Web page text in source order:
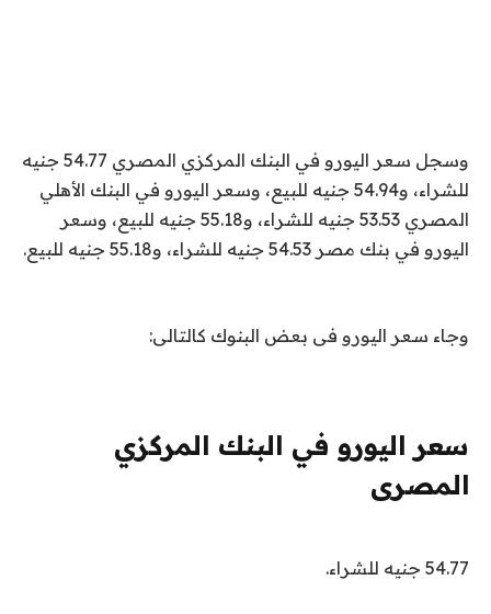
وسجل سعر اليورو في البنك المركزي المصري 54.77 جنيه
للشراء، و54.94 جنيه للبيع، وسعر اليورو في البنك الأهلي
المصري 53.53 جنيه للشراء، و55.18 جنيه للبيع، وسعر
اليورو في بنك مصر 54.53 جنيه للشراء، و55.18 جنيه للبيع.
وجاء سعر اليورو فى بعض البنوك كالتالى:
سعر اليورو في البنك المركزي
المصرى
54.77 جنيه للشراء.